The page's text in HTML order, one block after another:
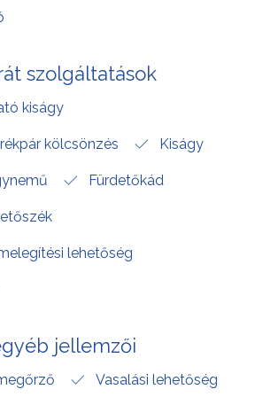
szolgáltatások
kiságy
kölcsönzés Kiságy
Fürdetőkád
lehetőség
jellemzői
Vasalási lehetőség